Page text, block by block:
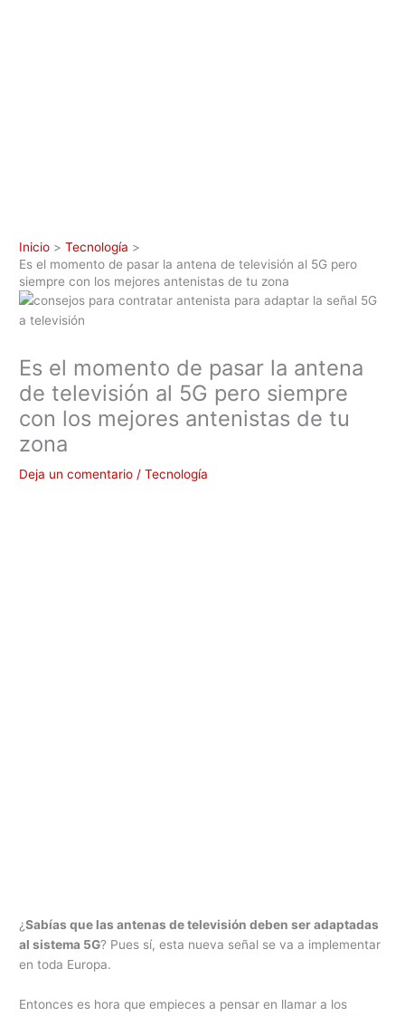
Inicio
Tecnología
Es el momento de pasar la antena de televisión al 5G pero
siempre con los mejores antenistas de tu zona
Es el momento de pasar la antena
de televisión al 5G pero siempre
con los mejores antenistas de tu
zona
Deja un comentario /Tecnología
¿Sabías que las antenas de televisión deben ser adaptadas
al sistema 5G? Pues sí, esta nueva señal se va a implementar
en toda Europa.
Entonces es hora que empieces a pensar en llamar a los